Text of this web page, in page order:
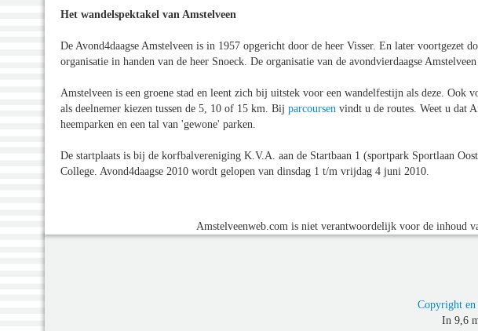
Het wandelspektakel van Amstelveen
De Avond4daagse Amstelveen is in 1957 opgericht door de heer Visser. En later voortgezet
organisatie in handen van de heer Snoeck. De organisatie van de avondvierdaagse
Amstelveen is een groene stad en leent zich bij uitstek voor een wandelfestijn als deze. Ook
als deelnemer kiezen tussen de 5, 10 of 15 km. Bij parcoursen vindt u de routes. Weet u dat
heemparken en een tal van 'gewone' parken.
De startplaats is bij de korfbalvereniging K.V.A. aan de Startbaan 1 (sportpark Sportlaan
College. Avond4daagse 2010 wordt gelopen van dinsdag 1 t/m vrijdag 4 juni 2010.
Amstelveenweb.com is niet verantwoordelijk voor de inhoud
Copyright
In 9,6